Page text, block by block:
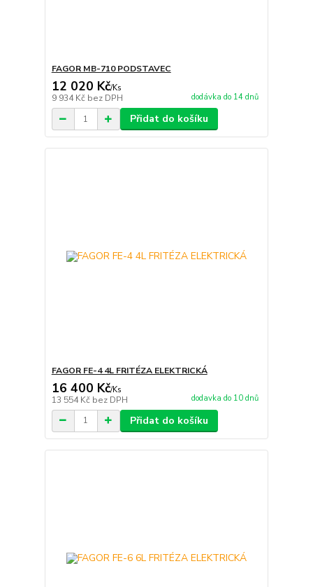
FAGOR MB-710 PODSTAVEC
12 020 Kč/Ks
9 934 Kč bez DPH dodávka do 14 dnů
Přidat do košíku
FAGOR FE-4 4L FRITÉZA ELEKTRICKÁ
16 400 Kč/Ks
13 554 Kč bez DPH dodavka do 10 dnů
Přidat do košíku